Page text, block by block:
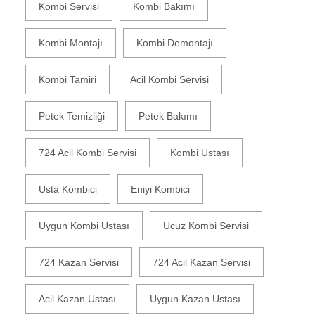
Kombi Servisi Kombi Bakımı
Kombi Montajı Kombi Demontajı
Kombi Tamiri Acil Kombi Servisi
Petek Temizliği Petek Bakımı
724 Acil Kombi Servisi Kombi Ustası
Usta Kombici Eniyi Kombici
Uygun Kombi Ustası Ucuz Kombi Servisi
724 Kazan Servisi 724 Acil Kazan Servisi
Acil Kazan Ustası Uygun Kazan Ustası